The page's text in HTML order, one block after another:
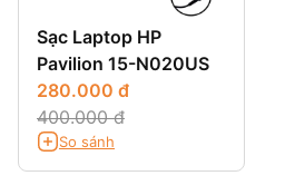
Sạc Laptop HP
Pavilion 15-N020US
280.000 đ
400.000 đ
So sánh